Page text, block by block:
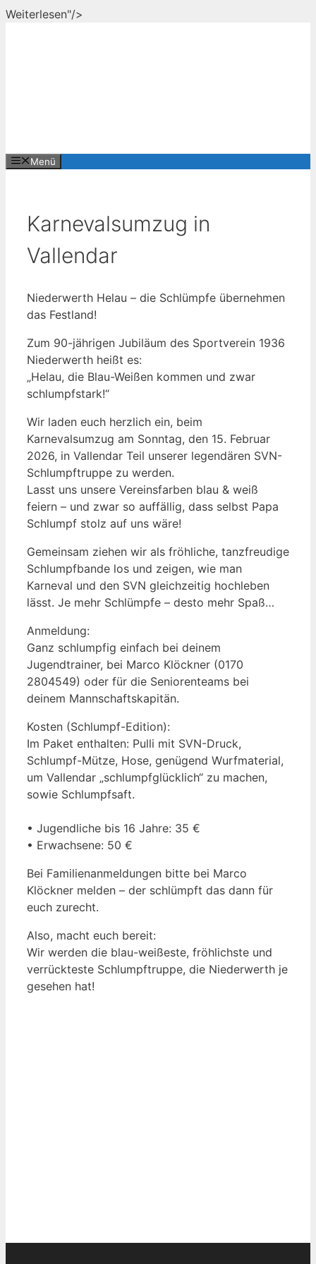
Weiterlesen"/>
Menü
Karnevalsumzug in
Vallendar
Niederwerth Helau – die Schlümpfe übernehmen
das Festland!
Zum 90-jährigen Jubiläum des Sportverein 1936
Niederwerth heißt es:
„Helau, die Blau-Weißen kommen und zwar
schlumpfstark!“
Wir laden euch herzlich ein, beim
Karnevalsumzug am Sonntag, den 15. Februar
2026, in Vallendar Teil unserer legendären SVN-
Schlumpftruppe zu werden.
Lasst uns unsere Vereinsfarben blau & weiß
feiern – und zwar so auffällig, dass selbst Papa
Schlumpf stolz auf uns wäre!
Gemeinsam ziehen wir als fröhliche, tanzfreudige
Schlumpfbande los und zeigen, wie man
Karneval und den SVN gleichzeitig hochleben
lässt. Je mehr Schlümpfe – desto mehr Spaß…
Anmeldung:
Ganz schlumpfig einfach bei deinem
Jugendtrainer, bei Marco Klöckner (0170
2804549) oder für die Seniorenteams bei
deinem Mannschaftskapitän.
Kosten (Schlumpf-Edition):
Im Paket enthalten: Pulli mit SVN-Druck,
Schlumpf-Mütze, Hose, genügend Wurfmaterial,
um Vallendar „schlumpfglücklich“ zu machen,
sowie Schlumpfsaft.
• Jugendliche bis 16 Jahre: 35 €
• Erwachsene: 50 €
Bei Familienanmeldungen bitte bei Marco
Klöckner melden – der schlümpft das dann für
euch zurecht.
Also, macht euch bereit:
Wir werden die blau-weißeste, fröhlichste und
verrückteste Schlumpftruppe, die Niederwerth je
gesehen hat!